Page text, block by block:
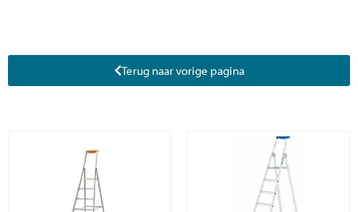
Terug naar vorige pagina